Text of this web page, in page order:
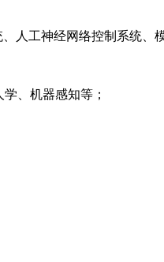
人工神经网络控制系统、
、机器感知等；